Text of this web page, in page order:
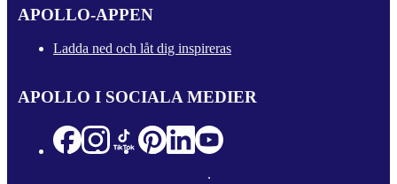
APOLLO-APPEN
Ladda ned och låt dig inspireras
APOLLO I SOCIALA MEDIER